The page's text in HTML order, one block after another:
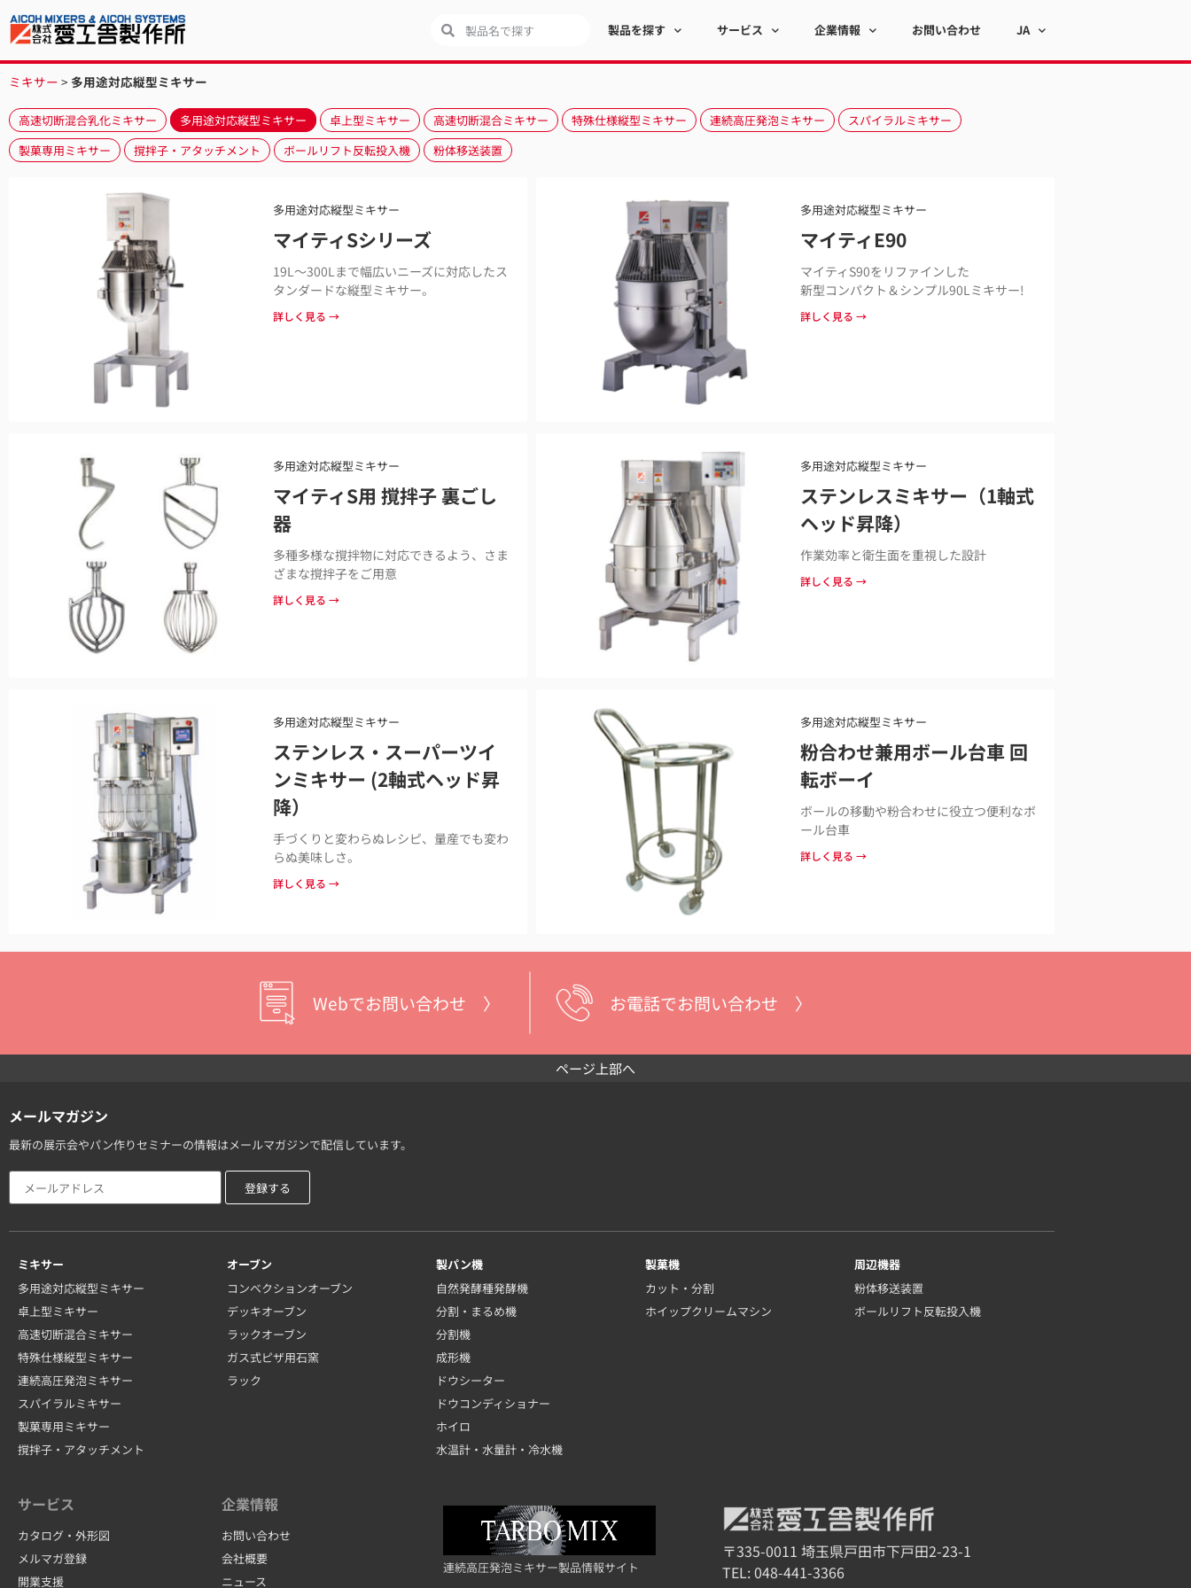
製品を探す サービス 企業情報 お問い合わせ JA
ミキサー > 多用途対応縦型ミキサー
高速切断混合乳化ミキサー 多用途対応縦型ミキサー 卓上型ミキサー 高速切断混合ミキサー 特殊仕様縦型ミキサー 連続高圧発泡ミキサー
スパイラルミキサー
製菓専用ミキサー
撹拌子・アタッチメント ボールリフト反転投入機 粉体移送装置
多用途対応縦型ミキサー
マイティSシリーズ
19L〜300Lまで幅広いニーズに対応したス
タンダードな縦型ミキサー。
詳しく見る →
多用途対応縦型ミキサー
マイティE90
マイティS90をリファインした
新型コンパクト＆シンプル90Lミキサー!
詳しく見る →
多用途対応縦型ミキサー
マイティS用 撹拌子 裏ごし
器
多種多様な撹拌物に対応できるよう、さま
ざまな撹拌子をご用意
詳しく見る →
多用途対応縦型ミキサー
ステンレスミキサー（1軸式
ヘッド昇降）
作業効率と衛生面を重視した設計
詳しく見る →
多用途対応縦型ミキサー
ステンレス・スーパーツイ
ンミキサー (2軸式ヘッド昇
降）
手づくりと変わらぬレシピ、量産でも変わ
らぬ美味しさ。
詳しく見る →
多用途対応縦型ミキサー
粉合わせ兼用ボール台車 回
転ボーイ
ボールの移動や粉合わせに役立つ便利なボ
ール台車
詳しく見る →
Webでお問い合わせ 〉 お電話でお問い合わせ 〉
ページ上部へ
メールマガジン
最新の展示会やパン作りセミナーの情報はメールマガジンで配信しています。
ミキサー
多用途対応縦型ミキサー
卓上型ミキサー
高速切断混合ミキサー
特殊仕様縦型ミキサー
連続高圧発泡ミキサー
スパイラルミキサー
製菓専用ミキサー
撹拌子・アタッチメント
オーブン
コンベクションオーブン
デッキオーブン
ラックオーブン
ガス式ピザ用石窯
ラック
製パン機
自然発酵種発酵機
分割・まるめ機
分割機
成形機
ドウシーター
ドウコンディショナー
ホイロ
水温計・水量計・冷水機
製菓機
カット・分割
ホイップクリームマシン
周辺機器
粉体移送装置
ボールリフト反転投入機
サービス
カタログ・外形図
メルマガ登録
開業支援
企業情報
お問い合わせ
会社概要
ニュース
連続高圧発泡ミキサー製品情報サイト
〒335-0011 埼玉県戸田市下戸田2-23-1
TEL:048-441-3366